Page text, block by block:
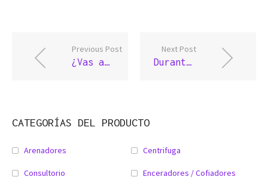
Previous Post
¿Vas a asistir al evento de Alta Técnica?
Next Post
Durante Alta Técinica 2015 tenemos los mejores precios
CATEGORÍAS DEL PRODUCTO
Arenadores Centrifuga
Consultorio Enceradores / Cofiadores